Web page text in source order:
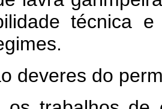
técnica
deveres do